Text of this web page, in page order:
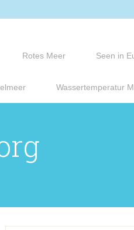
Rotes Meer Seen in
Wassertemperatur